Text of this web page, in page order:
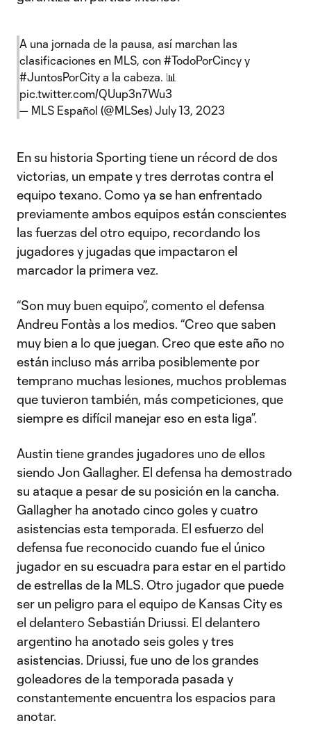
A una jornada de la pausa, así marchan las
clasificaciones en MLS, con #TodoPorCincy y
#JuntosPorCity a la cabeza. 📊
pic.twitter.com/QUup3n7Wu3
— MLS Español (@MLSes) July 13, 2023
En su historia Sporting tiene un récord de dos
victorias, un empate y tres derrotas contra el
equipo texano. Como ya se han enfrentado
previamente ambos equipos están conscientes
las fuerzas del otro equipo, recordando los
jugadores y jugadas que impactaron el
marcador la primera vez.
“Son muy buen equipo”, comento el defensa
Andreu Fontàs a los medios. “Creo que saben
muy bien a lo que juegan. Creo que este año no
están incluso más arriba posiblemente por
temprano muchas lesiones, muchos problemas
que tuvieron también, más competiciones, que
siempre es difícil manejar eso en esta liga”.
Austin tiene grandes jugadores uno de ellos
siendo Jon Gallagher. El defensa ha demostrado
su ataque a pesar de su posición en la cancha.
Gallagher ha anotado cinco goles y cuatro
asistencias esta temporada. El esfuerzo del
defensa fue reconocido cuando fue el único
jugador en su escuadra para estar en el partido
de estrellas de la MLS. Otro jugador que puede
ser un peligro para el equipo de Kansas City es
el delantero Sebastián Driussi. El delantero
argentino ha anotado seis goles y tres
asistencias. Driussi, fue uno de los grandes
goleadores de la temporada pasada y
constantemente encuentra los espacios para
anotar.